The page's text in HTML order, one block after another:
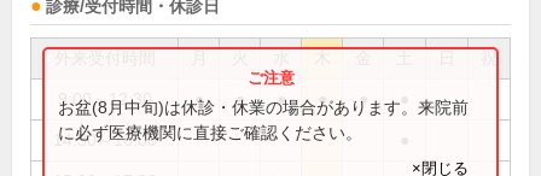
診療/受付時間・休診日
祝
9:00～12:30 ● ● ● ● ●
14:30～16:00
お盆(8月中旬)は休診・休業の場合があります。来院前
に必ず医療機関に直接ご確認ください。
×閉じる